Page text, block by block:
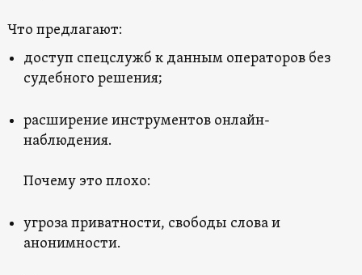
Что предлагают:
доступ спецслужб к данным операторов без
судебного решения;
расширение инструментов онлайн-
наблюдения.
Почему это плохо:
угроза приватности, свободы слова и
анонимности.